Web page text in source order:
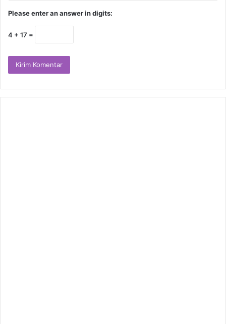
Please enter an answer in digits:
4 + 17 =